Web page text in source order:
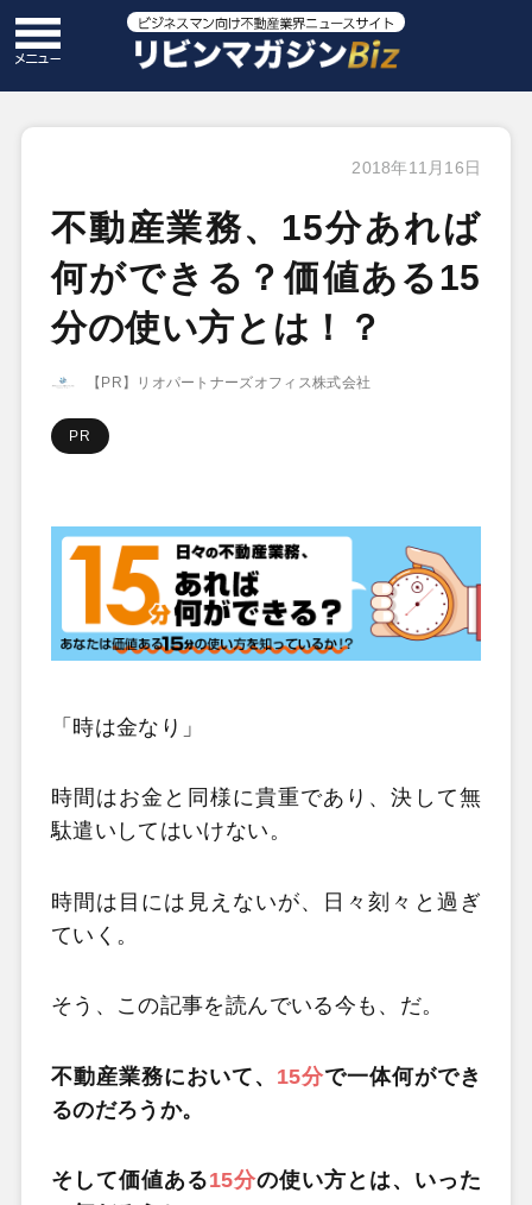
2018年11月16日
不動産業務、15分あれば
何ができる？価値ある15
分の使い方とは！？
【PR】リオパートナーズオフィス株式会社
PR
「時は金なり」
時間はお金と同様に貴重であり、決して無
駄遣いしてはいけない。
時間は目には見えないが、日々刻々と過ぎ
ていく。
そう、この記事を読んでいる今も、だ。
不動産業務において、 15分で一体何ができ
るのだろうか。
そして価値ある15分の使い方とは、いった